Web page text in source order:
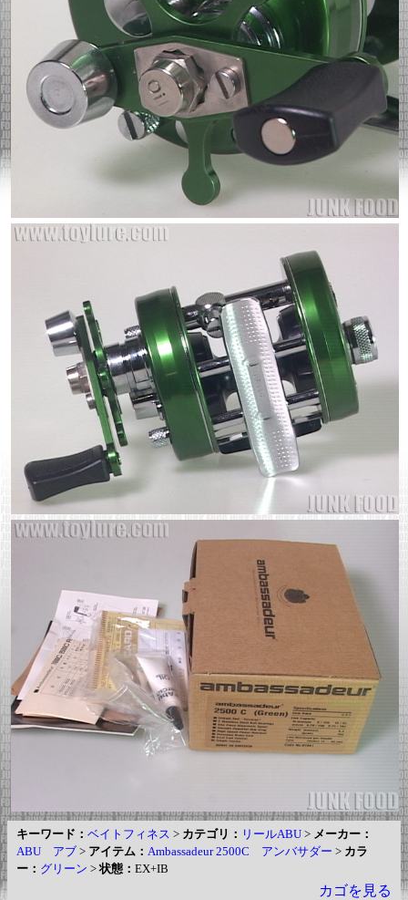
キーワード： ベイトフィネス > カテゴリ： リールABU > メーカー：
ABU アブ > アイテム： Ambassadeur 2500C アンバサダー > カラ
ー： グリーン >状態： EX+IB
カゴを見る